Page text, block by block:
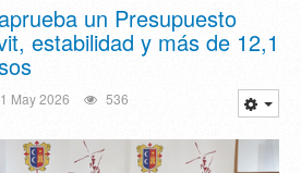
un Presupuesto
estabilidad y más de 12,1
May 2026 536